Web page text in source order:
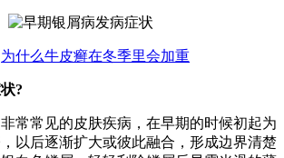
为什么牛皮癣在冬季里会加重
?
常常见的皮肤疾病，在早期的时候初起为
以后逐渐扩大或彼此融合，形成边界清楚